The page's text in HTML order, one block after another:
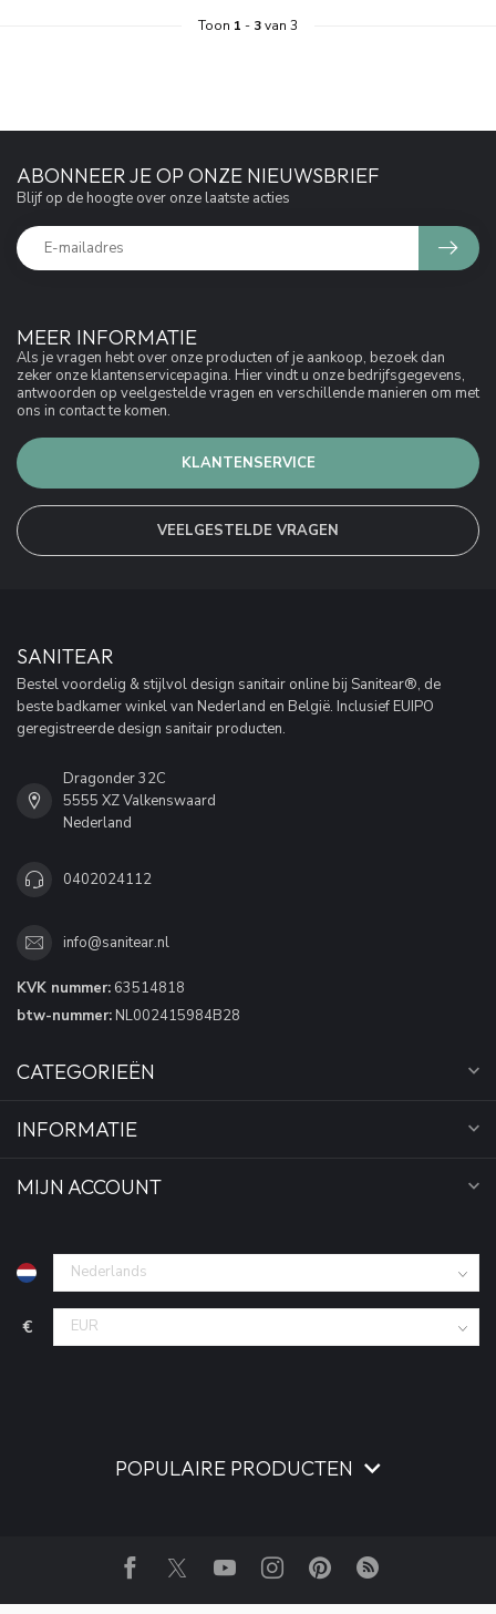
Toon 1 - 3van 3
MEER INFORMATIE
Als je vragen hebt over onze producten of je aankoop, bezoek dan
zeker onze klantenservicepagina. Hier vindt u onze bedrijfsgegevens,
antwoorden op veelgestelde vragen en verschillende manieren om met
ons in contact te komen.
KLANTENSERVICE
VEELGESTELDE VRAGEN
ABONNEER JE OP ONZE NIEUWSBRIEF
Blijf op de hoogte over onze laatste acties
SANITEAR
Bestel voordelig & stijlvol design sanitair online bij Sanitear®, de
beste badkamer winkel van Nederland en België. Inclusief EUIPO
geregistreerde design sanitair producten.
Dragonder 32C
5555 XZ Valkenswaard
Nederland
0402024112
info@sanitear.nl
KVK nummer: 63514818
btw-nummer: NL002415984B28
CATEGORIEËN
INFORMATIE
MIJN ACCOUNT
€
POPULAIRE PRODUCTEN